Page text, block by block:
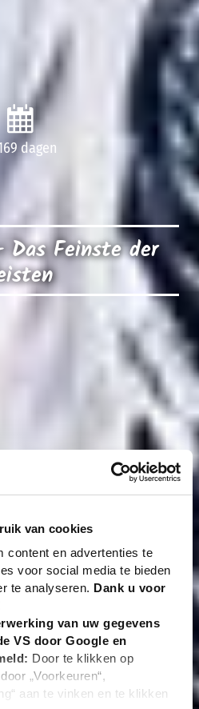
van cookies
content en advertenties te
voor social media te bieden
te analyseren. Dank u voor
van uw gegevens
VS door Google en
Door te klikken op
„Voorkeuren“,
aan te vinken en te klikken
dagen
Feinste der